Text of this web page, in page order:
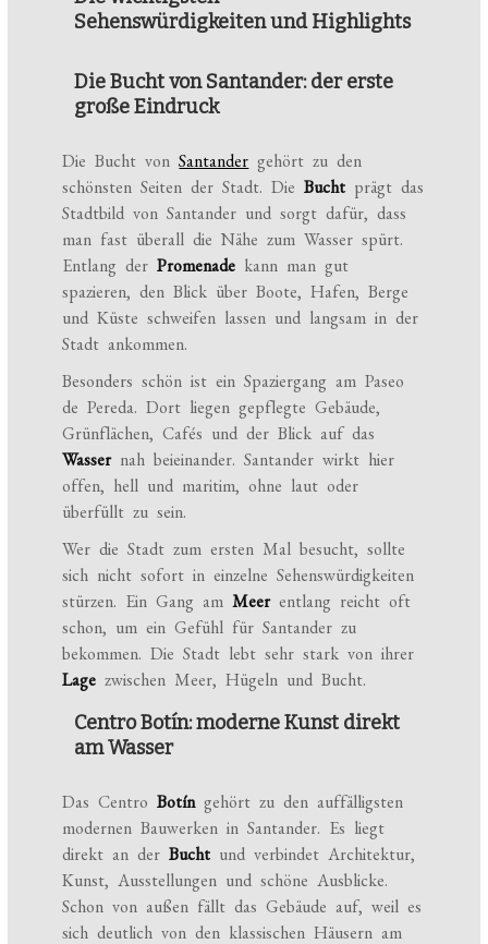
Sehenswürdigkeiten und Highlights
Die Bucht von Santander: der erste
große Eindruck
Die Bucht vonSantander gehört zu den
schönsten Seiten der Stadt. DieBucht prägt das
Stadtbild von Santander und sorgt dafür, dass
man fast überall die Nähe zum Wasser spürt.
Entlang derPromenade kann man gut
spazieren, den Blick über Boote, Hafen, Berge
und Küste schweifen lassen und langsam in der
Stadt ankommen.
Besonders schön ist ein Spaziergang am Paseo
de Pereda. Dort liegen gepflegte Gebäude,
Grünflächen, Cafés und der Blick auf das
Wassernah beieinander. Santander wirkt hier
offen, hell und maritim, ohne laut oder
überfüllt zu sein.
Wer die Stadt zum ersten Mal besucht, sollte
sich nicht sofort in einzelne Sehenswürdigkeiten
stürzen. Ein Gang amMeerentlang reicht oft
schon, um ein Gefühl für Santander zu
bekommen. Die Stadt lebt sehr stark von ihrer
Lage zwischen Meer, Hügeln und Bucht.
Centro Botín: moderne Kunst direkt
am Wasser
Das CentroBotíngehört zu den auffälligsten
modernen Bauwerken in Santander. Es liegt
direkt an derBucht und verbindet Architektur,
Kunst, Ausstellungen und schöne Ausblicke.
Schon von außen fällt das Gebäude auf, weil es
sich deutlich von den klassischen Häusern am